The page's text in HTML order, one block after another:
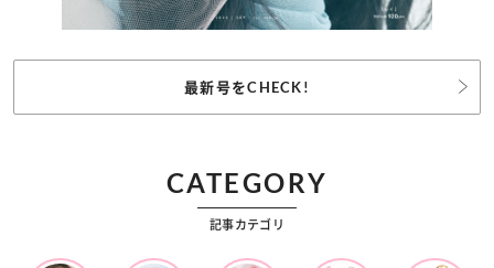
最新号をCHECK!
CATEGORY
記事カテゴリ